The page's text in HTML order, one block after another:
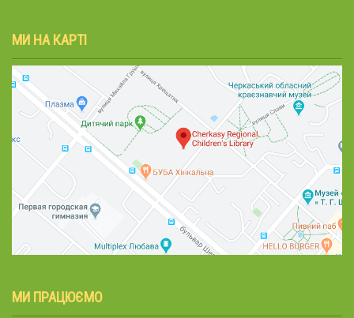
МИ НА КАРТІ
МИ ПРАЦЮЄМО